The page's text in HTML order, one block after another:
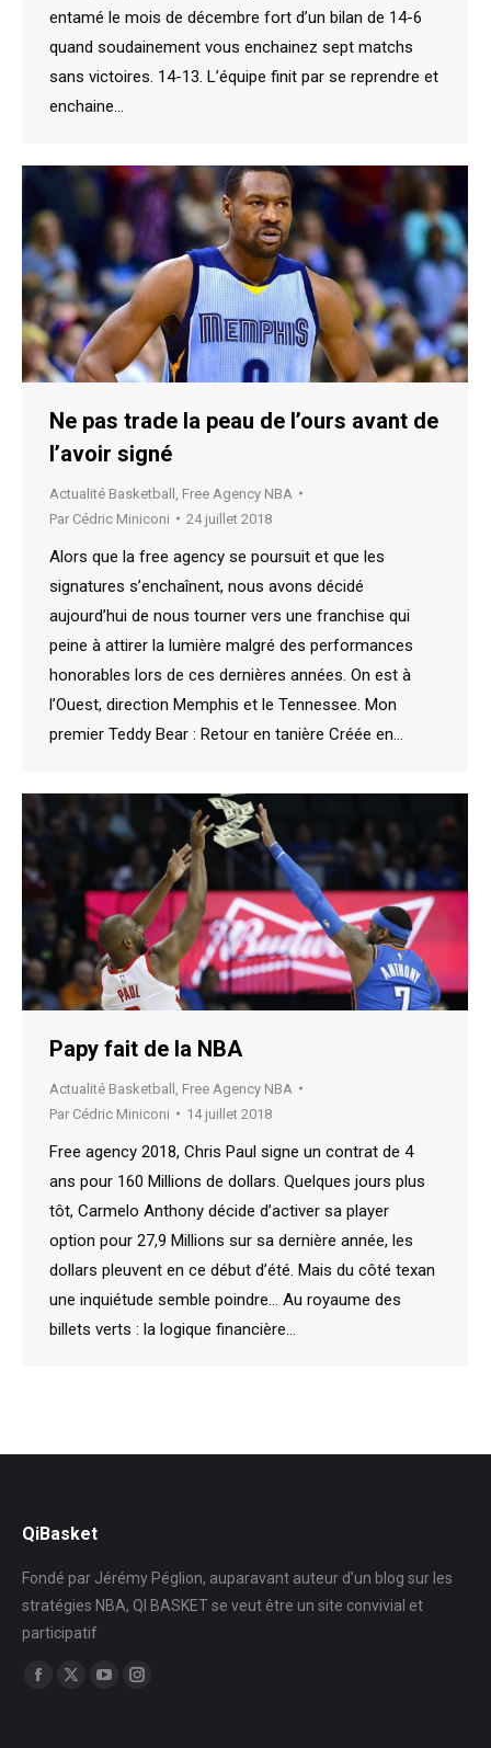
entamé le mois de décembre fort d’un bilan de 14-6
quand soudainement vous enchainez sept matchs
sans victoires. 14-13. L’équipe finit par se reprendre et
enchaine…
Ne pas trade la peau de l’ours avant de
l’avoir signé
Actualité Basketball
Free Agency NBA
Par Cédric Miniconi 24 juillet 2018
Alors que la free agency se poursuit et que les
signatures s’enchaînent, nous avons décidé
aujourd’hui de nous tourner vers une franchise qui
peine à attirer la lumière malgré des performances
honorables lors de ces dernières années. On est à
l’Ouest, direction Memphis et le Tennessee. Mon
premier Teddy Bear : Retour en tanière Créée en…
Papy fait de la NBA
Actualité Basketball
Free Agency NBA
Par Cédric Miniconi 14 juillet 2018
Free agency 2018, Chris Paul signe un contrat de 4
ans pour 160 Millions de dollars. Quelques jours plus
tôt, Carmelo Anthony décide d’activer sa player
option pour 27,9 Millions sur sa dernière année, les
dollars pleuvent en ce début d’été. Mais du côté texan
une inquiétude semble poindre… Au royaume des
billets verts : la logique financière…
QiBasket
Fondé par Jérémy Péglion, auparavant auteur d’un blog sur les
stratégies NBA, QI BASKET se veut être un site convivial et
participatif
Trouvez nous sur :
YouTubeInstagram